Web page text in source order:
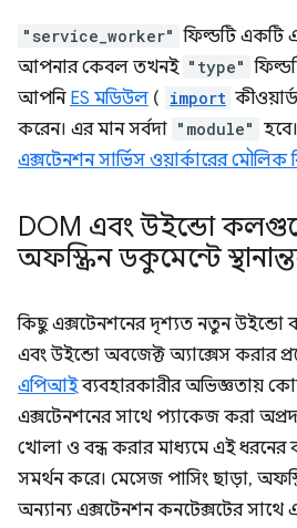
"service_worker" ফিল্ডটি একটি
আপনার কেবল তখনই "type"
আপনি ES মডিউল ( import
করেন। এর মান সর্বদা "module"
এক্সটেনশন সার্ভিস ওয়ার্কারের মৌলিক
DOM এবং উইন্ডো
অফস্ক্রিন ডকুমেন্টে
কিছু এক্সটেনশনের দৃশ্যত নতুন উইন্ডো
এবং উইন্ডো অবজেক্ট অ্যাক্সেস করার
এপিআইব্যবহারকারীর অভিজ্ঞতায়
এক্সটেনশনের সাথে প্যাকেজ করা
খোলা ও বন্ধ করার মাধ্যমে এই ধরনের
সমর্থন করে। মেসেজ পাসিং ছাড়া,
অন্যান্য এক্সটেনশন কনটেক্সটের